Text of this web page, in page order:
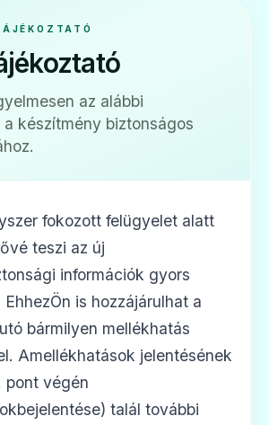
az alábbi
készítmény biztonságos
fokozott felügyelet alatt
teszi az új
információk gyors
is hozzájárulhat a
bármilyen mellékhatás
Amellékhatások jelentésének
pont végén
talál további